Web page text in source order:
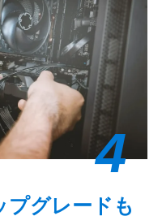
4
プグレードも